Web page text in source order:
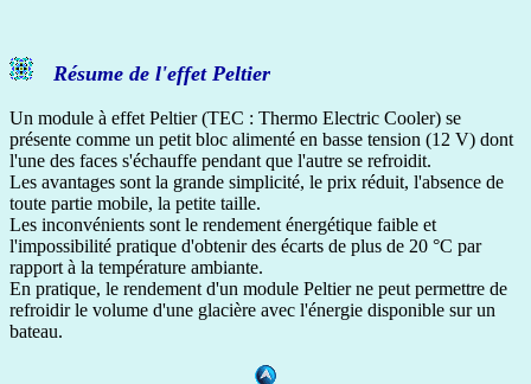
Résume de l'effet Peltier
Un module à effet Peltier (TEC : Thermo Electric Cooler) se
présente comme un petit bloc alimenté en basse tension (12 V) dont
l'une des faces s'échauffe pendant que l'autre se refroidit.
Les avantages sont la grande simplicité, le prix réduit, l'absence de
toute partie mobile, la petite taille.
Les inconvénients sont le rendement énergétique faible et
l'impossibilité pratique d'obtenir des écarts de plus de 20 °C par
rapport à la température ambiante.
En pratique, le rendement d'un module Peltier ne peut permettre de
refroidir le volume d'une glacière avec l'énergie disponible sur un
bateau.